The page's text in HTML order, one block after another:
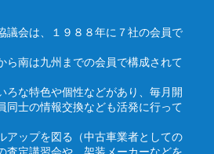
議会は、１９８８年に７社の会員で
ら南は九州までの会員で構成されて
ろな特色や個性などがあり、毎月開
同士の情報交換なども活発に行って
アップを図る（中古車業者としての
査定講習会や、架装メーカーなどを